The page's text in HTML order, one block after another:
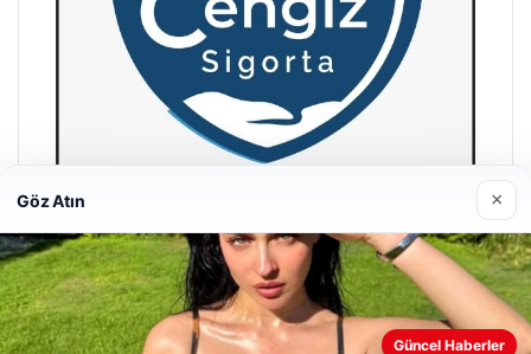
Hastaş Beton
26/05/2026
Web sitemizi nasıl kullandığınızı daha iyi anlayabilmek,
Göz Atın ×
Güncel Haberler